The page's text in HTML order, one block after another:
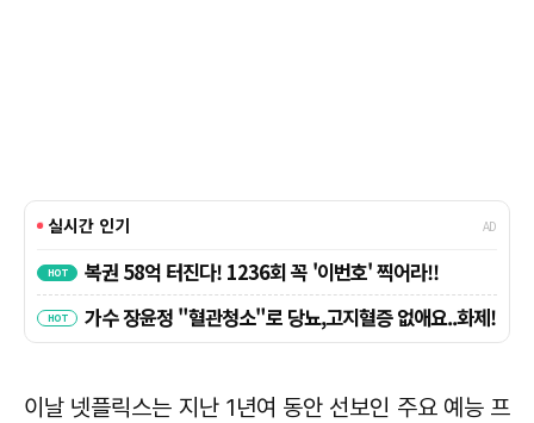
이날 넷플릭스는 지난 1년여 동안 선보인 주요 예능 프